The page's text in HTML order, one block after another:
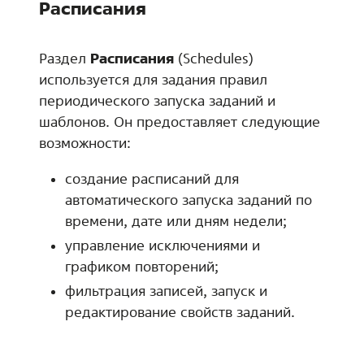
Расписания
Раздел Расписания (Schedules)
используется для задания правил
периодического запуска заданий и
шаблонов. Он предоставляет следующие
возможности:
создание расписаний для
автоматического запуска заданий по
времени, дате или дням недели;
управление исключениями и
графиком повторений;
фильтрация записей, запуск и
редактирование свойств заданий.